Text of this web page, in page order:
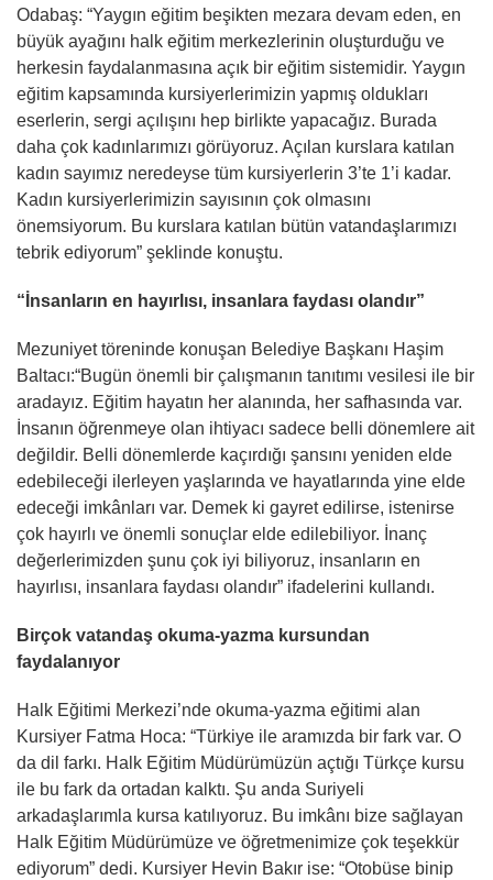
Odabaş: “Yaygın eğitim beşikten mezara devam eden, en
büyük ayağını halk eğitim merkezlerinin oluşturduğu ve
herkesin faydalanmasına açık bir eğitim sistemidir. Yaygın
eğitim kapsamında kursiyerlerimizin yapmış oldukları
eserlerin, sergi açılışını hep birlikte yapacağız. Burada
daha çok kadınlarımızı görüyoruz. Açılan kurslara katılan
kadın sayımız neredeyse tüm kursiyerlerin 3’te 1’i kadar.
Kadın kursiyerlerimizin sayısının çok olmasını
önemsiyorum. Bu kurslara katılan bütün vatandaşlarımızı
tebrik ediyorum” şeklinde konuştu.
“İnsanların en hayırlısı, insanlara faydası olandır”
Mezuniyet töreninde konuşan Belediye Başkanı Haşim
Baltacı:“Bugün önemli bir çalışmanın tanıtımı vesilesi ile bir
aradayız. Eğitim hayatın her alanında, her safhasında var.
İnsanın öğrenmeye olan ihtiyacı sadece belli dönemlere ait
değildir. Belli dönemlerde kaçırdığı şansını yeniden elde
edebileceği ilerleyen yaşlarında ve hayatlarında yine elde
edeceği imkânları var. Demek ki gayret edilirse, istenirse
çok hayırlı ve önemli sonuçlar elde edilebiliyor. İnanç
değerlerimizden şunu çok iyi biliyoruz, insanların en
hayırlısı, insanlara faydası olandır” ifadelerini kullandı.
Birçok vatandaş okuma-yazma kursundan
faydalanıyor
Halk Eğitimi Merkezi’nde okuma-yazma eğitimi alan
Kursiyer Fatma Hoca: “Türkiye ile aramızda bir fark var. O
da dil farkı. Halk Eğitim Müdürümüzün açtığı Türkçe kursu
ile bu fark da ortadan kalktı. Şu anda Suriyeli
arkadaşlarımla kursa katılıyoruz. Bu imkânı bize sağlayan
Halk Eğitim Müdürümüze ve öğretmenimize çok teşekkür
ediyorum” dedi. Kursiyer Hevin Bakır ise: “Otobüse binip